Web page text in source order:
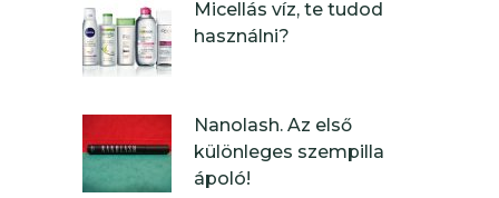
Micellás víz, te tudod
használni?
Nanolash. Az első
különleges szempilla
ápoló!